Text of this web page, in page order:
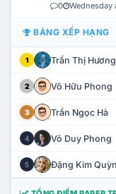
0 Wednesday
BẢNG XẾP HẠNG
1 Trần Thị Hương
2 Võ Hữu Phong
3 Trần Ngọc Hà
4 Võ Duy Phong
5 Đặng Kim